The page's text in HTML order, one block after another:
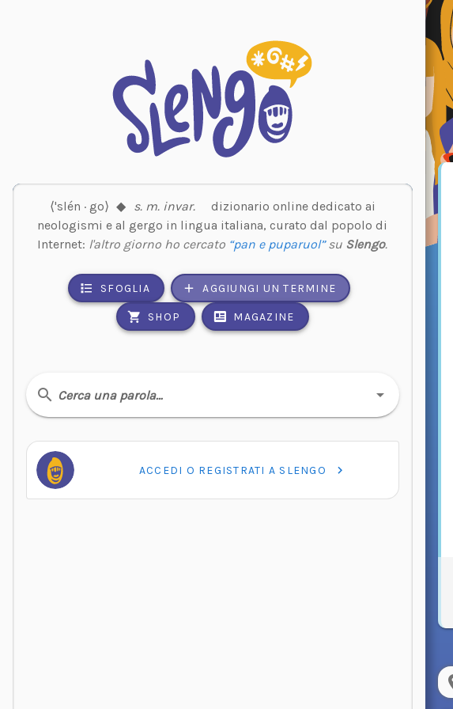
⟨'slén · go⟩ ◆ s. m. invar.
dizionario online dedicato ai
neologismi e al gergo in lingua italiana, curato dal popolo di
Internet: l'altro giorno ho cercato “pan e puparuol”su Slengo.
SFOGLIA AGGIUNGI UN TERMINE
SHOP MAGAZINE
Cerca una parola…
ACCEDI O REGISTRATI A SLENGO